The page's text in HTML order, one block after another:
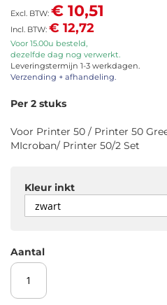
het
begin
van
de
afbeeldingen-
€ 12,72
€ 10,51
Voor 15.00u besteld,
dezelfde dag nog verwerkt.
Leveringstermijn 1-3 werkdagen.
Verzending + afhandeling.
Per 2 stuks
Voor Printer 50 / Printer 50
MIcroban/ Printer 50/2 Set
Kleur inkt
Aantal